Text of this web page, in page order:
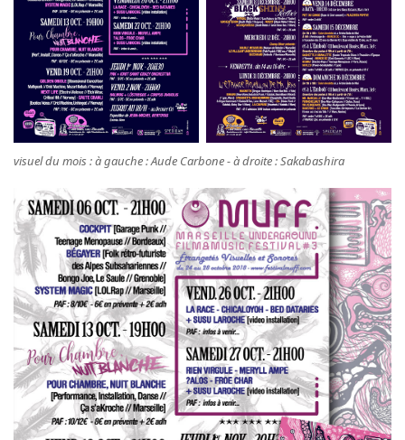
visuel du mois : à gauche : Aude Carbone - à droite : Sakabashira